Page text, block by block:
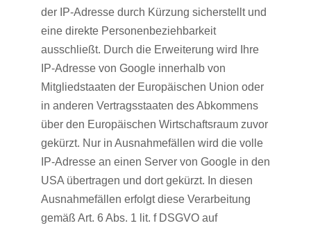
der IP-Adresse durch Kürzung sicherstellt und
eine direkte Personenbeziehbarkeit
ausschließt. Durch die Erweiterung wird Ihre
IP-Adresse von Google innerhalb von
Mitgliedstaaten der Europäischen Union oder
in anderen Vertragsstaaten des Abkommens
über den Europäischen Wirtschaftsraum zuvor
gekürzt. Nur in Ausnahmefällen wird die volle
IP-Adresse an einen Server von Google in den
USA übertragen und dort gekürzt. In diesen
Ausnahmefällen erfolgt diese Verarbeitung
gemäß Art. 6 Abs. 1 lit. f DSGVO auf